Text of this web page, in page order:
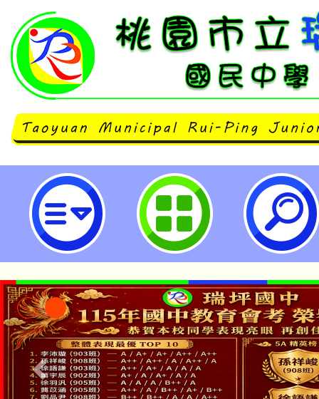
國立臺灣科學教育館辦理3場次「
人才培育計畫—『臺灣酪農業課程
裡的鳥類殺手』及『海鮮與我』」
立瑞坪國民中學